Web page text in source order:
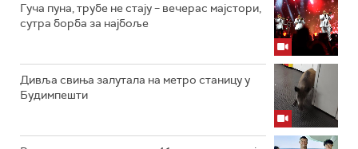
Гуча пуна, трубе не стају – вечерас мајстори,
сутра борба за најбоље
Дивља свиња залутала на метро станицу у
Будимпешти